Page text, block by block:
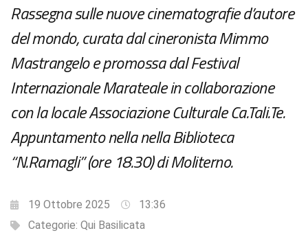
Rassegna sulle nuove cinematografie d’autore
del mondo, curata dal cineronista Mimmo
Mastrangelo e promossa dal Festival
Internazionale Marateale in collaborazione
con la locale Associazione Culturale Ca.Tali.Te.
Appuntamento nella nella Biblioteca
“N.Ramagli” (ore 18.30) di Moliterno.
19 Ottobre 2025
13:36
Categorie: Qui Basilicata